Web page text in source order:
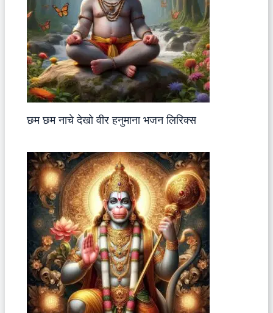
छम छम नाचे देखो वीर हनुमाना भजन लिरिक्स